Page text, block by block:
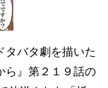
タバタ劇を描いた
ら』第２１９話の